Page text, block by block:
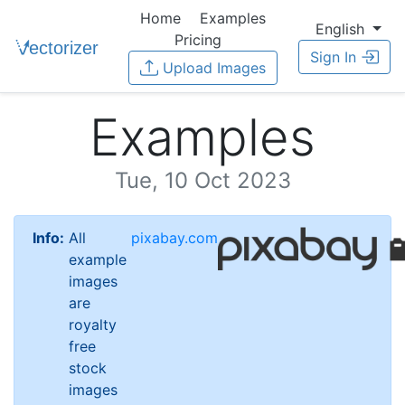
Home
Examples
Pricing
Upload Images
English
Sign In
Examples
Tue, 10 Oct 2023
Info: All
example
images
are
royalty
free
stock
images
pixabay.com